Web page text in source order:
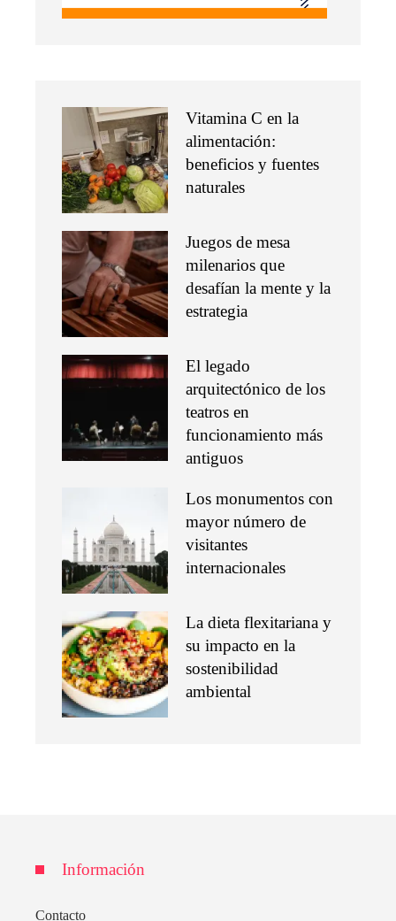
Vitamina C en la
alimentación:
beneficios y fuentes
naturales
Juegos de mesa
milenarios que
desafían la mente y la
estrategia
El legado
arquitectónico de los
teatros en
funcionamiento más
antiguos
Los monumentos con
mayor número de
visitantes
internacionales
La dieta flexitariana y
su impacto en la
sostenibilidad
ambiental
Información
Contacto